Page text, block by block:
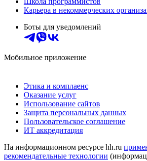
Карьера в некоммерческих
Боты для уведомлений
Мобильное приложение
Этика и комплаенс
Оказание услуг
Использование сайтов
Защита персональных данных
Пользовательское соглашение
ИТ аккредитация
На информационном ресурсе hh.ru
рекомендательные технологии